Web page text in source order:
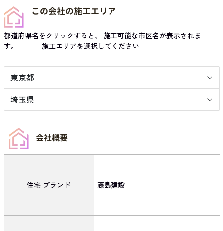
この会社の施工エリア
都道府県名をクリックすると、 施工可能な市区名が表示されま
す。 施工エリアを選択してください
東京都
埼玉県
会社概要
住宅 ブランド 藤島建設